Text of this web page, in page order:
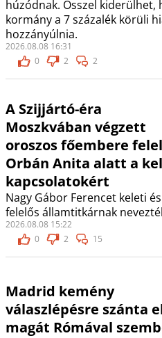
húzódnak. Ősszel kiderülhet,
kormány a 7 százalék körüli
hozzányúlnia.
2026.08.08 16:31
0
2 2
A Szijjártó-éra
Moszkvában végzett
oroszos főembere felel
Orbán Anita alatt a
kapcsolatokért
Nagy Gábor Ferencet keleti
felelős államtitkárnak
2026.08.08 15:22
0
2 15
Madrid kemény
válaszlépésre szánta
magát Rómával